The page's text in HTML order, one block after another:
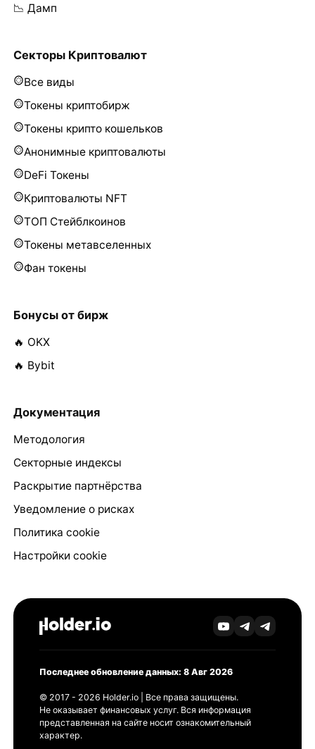
📉 Дамп
Секторы Криптовалют
Все виды
Токены криптобирж
Токены крипто кошельков
Анонимные криптовалюты
DeFi Токены
Криптовалюты NFT
ТОП Стейблкоинов
Токены метавселенных
Фан токены
Бонусы от бирж
🔥 OKX
🔥 Bybit
Документация
Методология
Секторные индексы
Раскрытие партнёрства
Уведомление о рисках
Политика cookie
Настройки cookie
Последнее обновление данных: 8 Авг 2026
© 2017 - 2026 Holder.io | Все права защищены.
Не оказывает финансовых услуг. Вся информация
представленная на сайте носит ознакомительный
характер.